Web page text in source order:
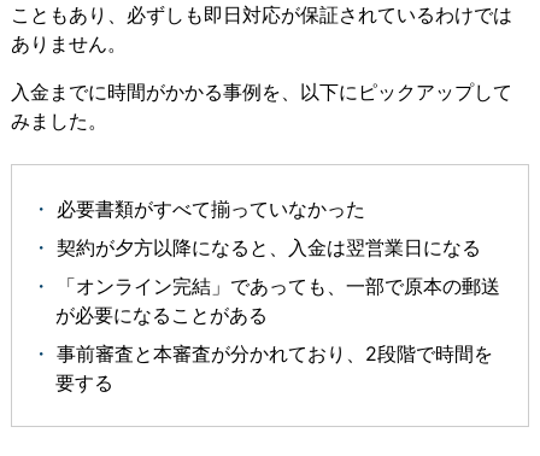
こともあり、必ずしも即日対応が保証されているわけでは
ありません。
入金までに時間がかかる事例を、以下にピックアップして
みました。
必要書類がすべて揃っていなかった
契約が夕方以降になると、入金は翌営業日になる
「オンライン完結」であっても、一部で原本の郵送
が必要になることがある
事前審査と本審査が分かれており、2段階で時間を
要する